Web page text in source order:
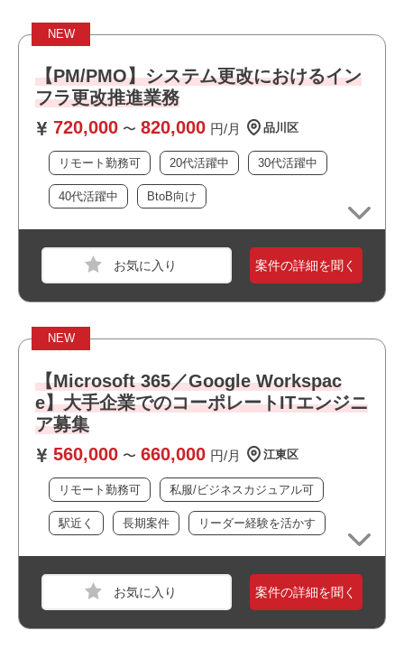
NEW
【PM/PMO】システム更改におけるイン
フラ更改推進業務
720,000 〜 820,000 円/月 品川区
リモート勤務可 20代活躍中 30代活躍中
40代活躍中 BtoB向け
案件の詳細を聞く
NEW
【Microsoft 365／Google Workspac
e】大手企業でのコーポレートITエンジニ
ア募集
560,000 〜 660,000 円/月 江東区
リモート勤務可 私服/ビジネスカジュアル可
駅近く 長期案件 リーダー経験を活かす
必須スキル
・Microsoft365またはGoogleWorkspaceの導入、設計、設
定経験（3年以上）
・ActiveDirectoryまたは MicrosoftEntraIDの設計、運用経
験 （3年以上）
・PowerShellなどによる運用自動化ツールの作成経験 （1
年以上）
・数名規模のチームリード経験、もしくはリーダー候補と
おすすめポイント
・リモート勤務併用可能です
・リーダーポジションを担えます
案件の詳細を聞く
業界
運輸・交通・物流・倉庫
スキル
Windows
・IPネットワークの業務知識と経験がある方
・CCNA相当の資格を有する方
・運用・保守業務の経験（一人称で業務を遂行できる）が
ある方
おすすめポイント
・駅近でアクセス良好です
・運用保守に携われます
・長期就業が見込める案件です
職種
インフラエンジニア
業界
運輸・交通・物流・倉庫
スキル
Windows
必須スキル